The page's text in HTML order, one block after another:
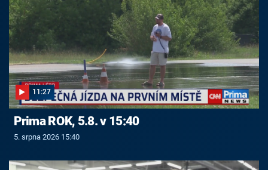
11:27
Prima ROK, 5.8. v 15:40
5. srpna 2026 15:40